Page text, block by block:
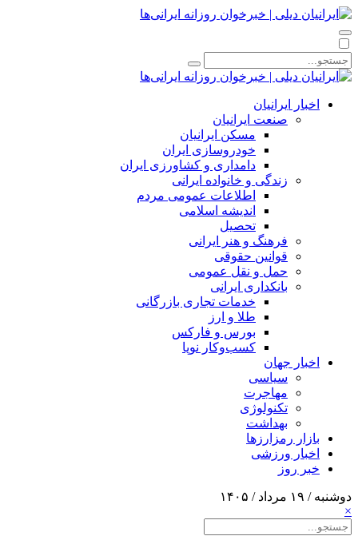
اخبار ایرانیان
صنعت ایرانیان
مسکن ایرانیان
خودروسازی ایران
دامداری و کشاورزی ایران
زندگی و خانواده ایرانی
اطلاعات عمومی مردم
اندیشه اسلامی
تحصیل
فرهنگ و هنر ایرانی
قوانین حقوقی
حمل و نقل عمومی
بانکداری ایرانی
خدمات تجاری بازرگانی
طلا و ارز
بورس و فارکس
کسب‌وکار نوپا
اخبار جهان
سیاسی
مهاجرت
تکنولوژی
بهداشت
بازار رمزارزها
اخبار ورزشی
خبر روز
دوشنبه / ۱۹ مرداد / ۱۴۰۵
×